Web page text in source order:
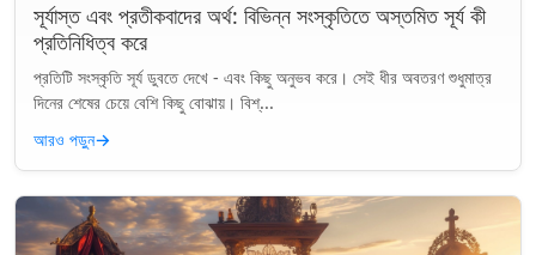
সূর্যাস্ত এবং প্রতীকবাদের অর্থ: বিভিন্ন সংস্কৃতিতে অস্তমিত সূর্য কী
প্রতিনিধিত্ব করে
প্রতিটি সংস্কৃতি সূর্য ডুবতে দেখে - এবং কিছু অনুভব করে। সেই ধীর অবতরণ শুধুমাত্র
দিনের শেষের চেয়ে বেশি কিছু বোঝায়। বিশ্...
আরও পড়ুন→